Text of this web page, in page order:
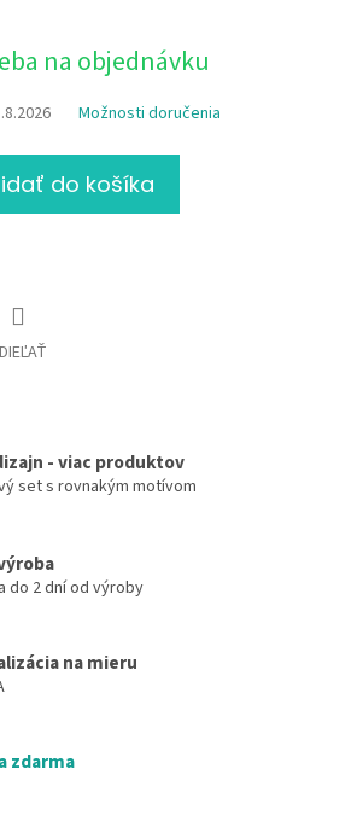
na objednávku
Možnosti doručenia
do košíka
- viac produktov
set s rovnakým motívom
do 2 dní od výroby
na mieru
zdarma